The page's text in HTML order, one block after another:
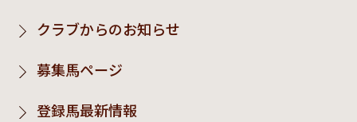
クラブからのお知らせ
募集馬ページ
登録馬最新情報